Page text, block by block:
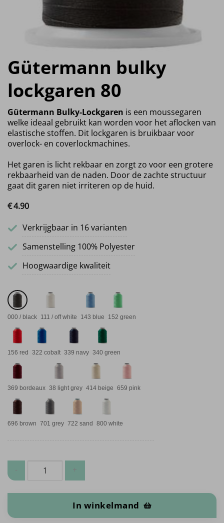
Gütermann bulky
lockgaren 80
Gütermann Bulky-Lockgaren is een moussegaren
welke ideaal gebruikt kan worden voor het aflocken van
elastische stoffen. Dit lockgaren is bruikbaar voor
overlock- en coverlockmachines.
Het garen is licht rekbaar en zorgt zo voor een grotere
rekbaarheid van de naden. Door de zachte structuur
gaat dit garen niet irriteren op de huid.
€4.90
Verkrijgbaar in 16 varianten
Samenstelling 100% Polyester
Hoogwaardige kwaliteit
000 / black 111 / off white 143 blue 152 green
156 red 322 cobalt 339 navy 340 green
369 bordeaux 38 light grey 414 beige 659 pink
696 brown 701 grey 722 sand 800 white
Gütermann bulky lockgaren 80 aantal
In winkelmand